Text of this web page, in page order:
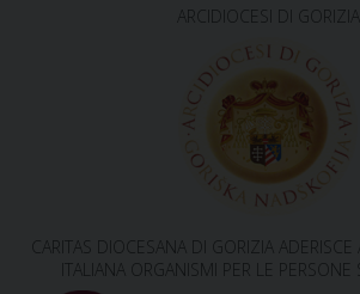
ARCIDIOCESI DI GORIZIA
CARITAS DIOCESANA DI GORIZIA ADERISCE
ITALIANA ORGANISMI PER LE PERSONE